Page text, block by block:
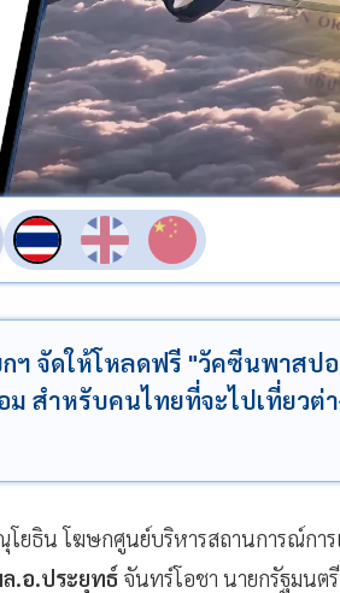
ฯ จัดให้โหลดฟรี "วัคซีนพาสป
สำหรับคนไทยที่จะไปเที่ยวต่า
ธิน โฆษกศูนย์บริหารสถานการณ์การ
.อ.ประยุทธ์ จันทร์โอชา นายกรัฐมนต